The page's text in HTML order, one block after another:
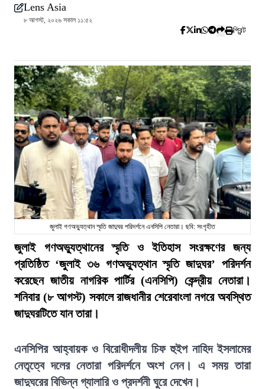
Lens Asia
৮ আগস্ট, ২০২৬ সকাল ১১:৫২
প্রিন্ট
জুলাই গণঅভ্যুত্থান স্মৃতি জাদুঘর পরিদর্শনে এনসিপি নেতারা। ছবি: সংগৃহীত
জুলাই গণঅভ্যুত্থানের স্মৃতি ও ইতিহাস সংরক্ষণের জন্য
প্রতিষ্ঠিত ‘জুলাই ৩৬ গণঅভ্যুত্থান স্মৃতি জাদুঘর’ পরিদর্শন
করেছেন জাতীয় নাগরিক পার্টির (এনসিপি) কেন্দ্রীয় নেতারা।
শনিবার (৮ আগস্ট) সকালে রাজধানীর শেরেবাংলা নগরে অবস্থিত
জাদুঘরটিতে যান তারা।
এনসিপির আহ্বায়ক ও বিরোধীদলীয় চিফ হুইপ নাহিদ ইসলামের
নেতৃত্বে দলের নেতারা পরিদর্শনে অংশ নেন। এ সময় তারা
জাদুঘরের বিভিন্ন গ্যালারি ও প্রদর্শনী ঘুরে দেখেন।